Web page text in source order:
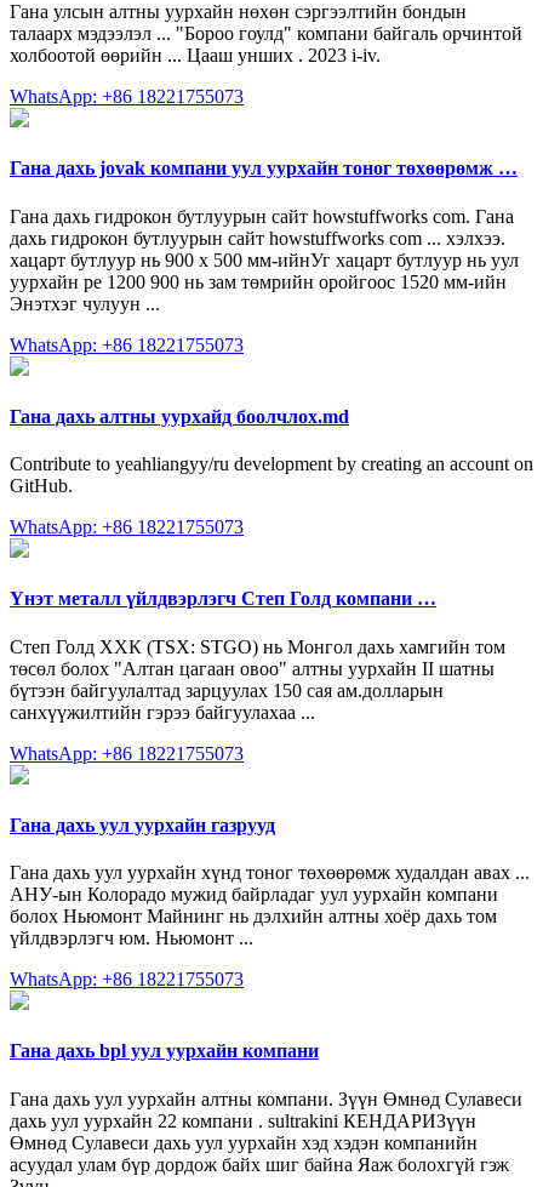
Гана улсын алтны уурхайн нөхөн сэргээлтийн бондын
талаарх мэдээлэл ... "Бороо гоулд" компани байгаль орчинтой
холбоотой өөрийн ... Цааш унших . 2023 i-iv.
WhatsApp: +86 18221755073
Гана дахь jovak компани уул уурхайн тоног төхөөрөмж …
Гана дахь гидрокон бутлуурын сайт howstuffworks com. Гана
дахь гидрокон бутлуурын сайт howstuffworks com ... хэлхээ.
хацарт бутлуур нь 900 х 500 мм-ийнУг хацарт бутлуур нь уул
уурхайн pe 1200 900 нь зам төмрийн оройгоос 1520 мм-ийн
Энэтхэг чулуун ...
WhatsApp: +86 18221755073
Гана дахь алтны уурхайд боолчлох.md
Contribute to yeahliangyy/ru development by creating an account on
GitHub.
WhatsApp: +86 18221755073
Үнэт металл үйлдвэрлэгч Степ Голд компани …
Степ Голд ХХК (TSX: STGO) нь Монгол дахь хамгийн том
төсөл болох "Алтан цагаан овоо" алтны уурхайн II шатны
бүтээн байгуулалтад зарцуулах 150 сая ам.долларын
санхүүжилтийн гэрээ байгуулахаа ...
WhatsApp: +86 18221755073
Гана дахь уул уурхайн газрууд
Гана дахь уул уурхайн хүнд тоног төхөөрөмж худалдан авах ...
АНУ-ын Колорадо мужид байрладаг уул уурхайн компани
болох Ньюмонт Майнинг нь дэлхийн алтны хоёр дахь том
үйлдвэрлэгч юм. Ньюмонт ...
WhatsApp: +86 18221755073
Гана дахь bpl уул уурхайн компани
Гана дахь уул уурхайн алтны компани. Зүүн Өмнөд Сулавеси
дахь уул уурхайн 22 компани . sultrakini КЕНДАРИЗүүн
Өмнөд Сулавеси дахь уул уурхайн хэд хэдэн компанийн
асуудал улам бүр дордож байх шиг байна Яаж болохгүй гэж